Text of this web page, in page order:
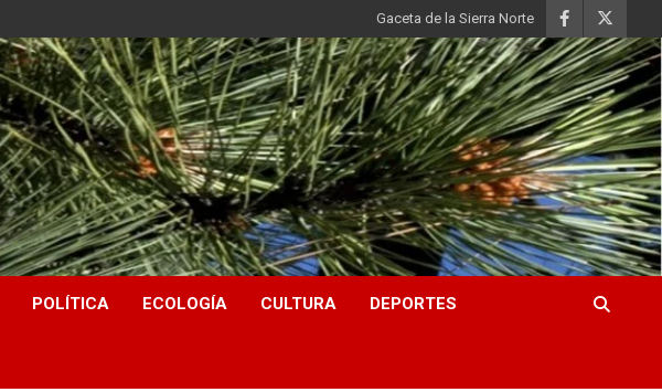
Gaceta de la Sierra Norte
POLÍTICA ECOLOGÍA CULTURA DEPORTES